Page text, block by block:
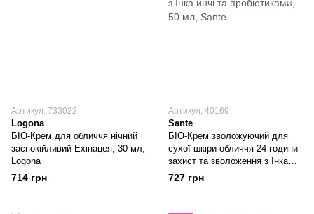
Артикул: 733022
Logona
БІО-Крем для обличчя нічний
заспокійливий Ехінацея, 30 мл,
Logona
714 грн
Артикул: 40169
Sante
БІО-Крем зволожуючий для
сухої шкіри обличчя 24 години
захист та зволоження з Інка
инчі та пробіотиками, 50 мл,
727 грн